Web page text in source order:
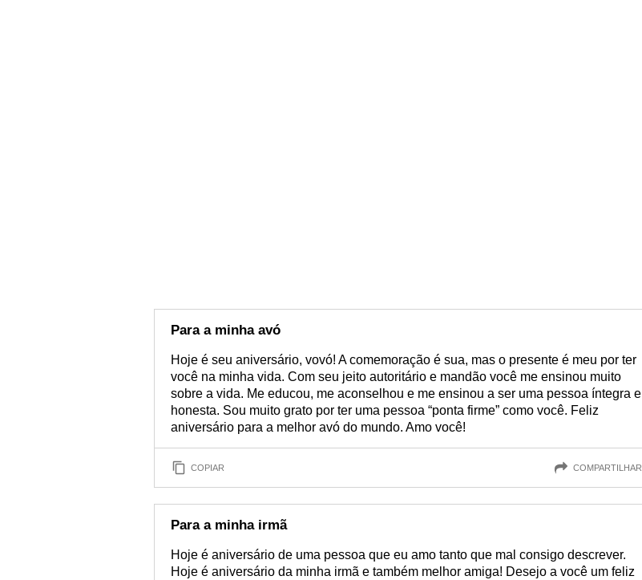
Para a minha avó
Hoje é seu aniversário, vovó! A comemoração é sua, mas o presente é meu por ter
você na minha vida. Com seu jeito autoritário e mandão você me ensinou muito
sobre a vida. Me educou, me aconselhou e me ensinou a ser uma pessoa íntegra e
honesta. Sou muito grato por ter uma pessoa “ponta firme” como você. Feliz
aniversário para a melhor avó do mundo. Amo você!
COPIAR COMPARTILHAR
Para a minha irmã
Hoje é aniversário de uma pessoa que eu amo tanto que mal consigo descrever.
Hoje é aniversário da minha irmã e também melhor amiga! Desejo a você um feliz